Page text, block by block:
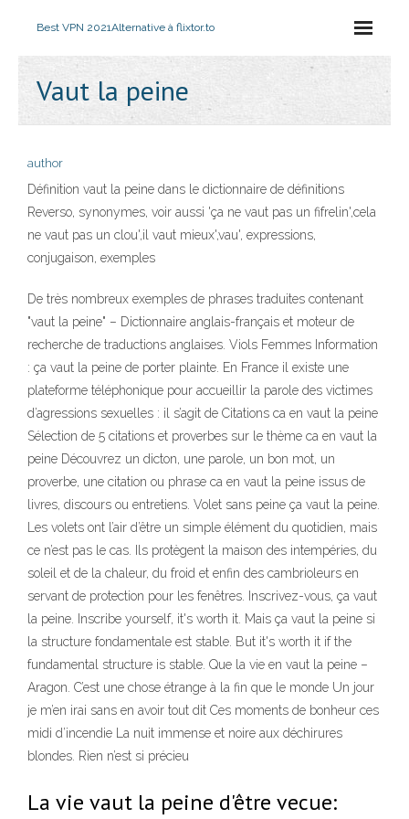
Best VPN 2021Alternative à flixtor.to
Vaut la peine
author
Définition vaut la peine dans le dictionnaire de définitions
Reverso, synonymes, voir aussi 'ça ne vaut pas un fifrelin',cela
ne vaut pas un clou',il vaut mieux',vau', expressions,
conjugaison, exemples
De très nombreux exemples de phrases traduites contenant
"vaut la peine" – Dictionnaire anglais-français et moteur de
recherche de traductions anglaises. Viols Femmes Information
: ça vaut la peine de porter plainte. En France il existe une
plateforme téléphonique pour accueillir la parole des victimes
d’agressions sexuelles : il s’agit de Citations ca en vaut la peine
Sélection de 5 citations et proverbes sur le thème ca en vaut la
peine Découvrez un dicton, une parole, un bon mot, un
proverbe, une citation ou phrase ca en vaut la peine issus de
livres, discours ou entretiens. Volet sans peine ça vaut la peine.
Les volets ont l’air d’être un simple élément du quotidien, mais
ce n’est pas le cas. Ils protègent la maison des intempéries, du
soleil et de la chaleur, du froid et enfin des cambrioleurs en
servant de protection pour les fenêtres. Inscrivez-vous, ça vaut
la peine. Inscribe yourself, it's worth it. Mais ça vaut la peine si
la structure fondamentale est stable. But it's worth it if the
fundamental structure is stable. Que la vie en vaut la peine –
Aragon. C’est une chose étrange à la fin que le monde Un jour
je m’en irai sans en avoir tout dit Ces moments de bonheur ces
midi d’incendie La nuit immense et noire aux déchirures
blondes. Rien n’est si précieu
La vie vaut la peine d'être vecue: